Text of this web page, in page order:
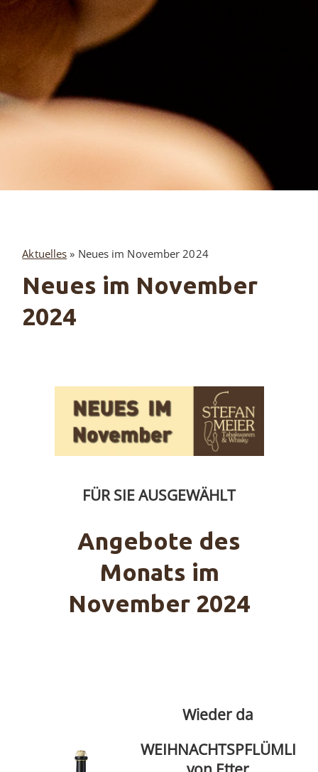
Aktuelles » Neues im November 2024
Neues im November
2024
FÜR SIE AUSGEWÄHLT
Angebote des
Monats im
November 2024
Wieder da
WEIHNACHTSPFLÜMLI